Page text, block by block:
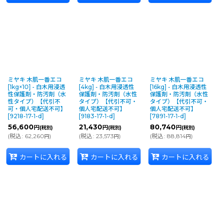
ミヤキ 木肌一番エコ
[1kg×10] - 白木用浸透
性保護剤・防汚剤（水
性タイプ）【代引不
可・個人宅配送不可】
[9218-17-1-d]
56,600円 (税別)
(税込: 62,260円)
カートに入れる
ミヤキ 木肌一番エコ
[4kg] - 白木用浸透性
保護剤・防汚剤（水性
タイプ）【代引不可・
個人宅配送不可】
[9183-17-1-d]
21,430円 (税別)
(税込: 23,573円)
カートに入れる
ミヤキ 木肌一番エコ
[16kg] - 白木用浸透性
保護剤・防汚剤（水性
タイプ）【代引不可・
個人宅配送不可】
[7891-17-1-d]
80,740円 (税別)
(税込: 88,814円)
カートに入れる